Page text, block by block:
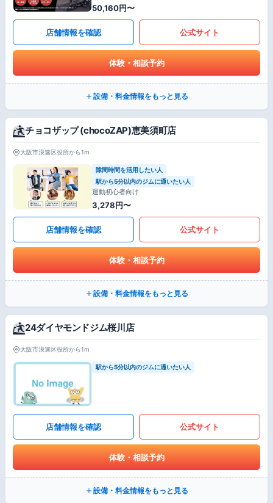
50,160円〜
店舗情報を確認 公式サイト
体験・相談予約
設備・料金情報をもっと見る
チョコザップ (chocoZAP)恵美須町店
大阪市浪速区役所から1m
隙間時間を活用したい人
駅から5分以内のジムに通いたい人
運動初心者向け
3,278円〜
店舗情報を確認 公式サイト
体験・相談予約
設備・料金情報をもっと見る
24ダイヤモンドジム桜川店
大阪市浪速区役所から1m
駅から5分以内のジムに通いたい人
店舗情報を確認 公式サイト
体験・相談予約
設備・料金情報をもっと見る